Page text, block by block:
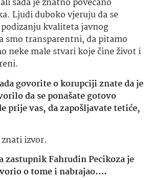
sada je znatno povećano
Ljudi duboko vjeruju da se
kvaliteta javnog
smo transparentni, da pitamo
neke male stvari koje čine život i
govorite o korupciji znate da je
da se ponašate gotovo
prije vas, da zapošljavate tetiće,
izvor.
zastupnik Fahrudin Pecikoza je
o tome i nabrajao….